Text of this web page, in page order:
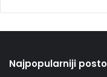
Najpopularniji